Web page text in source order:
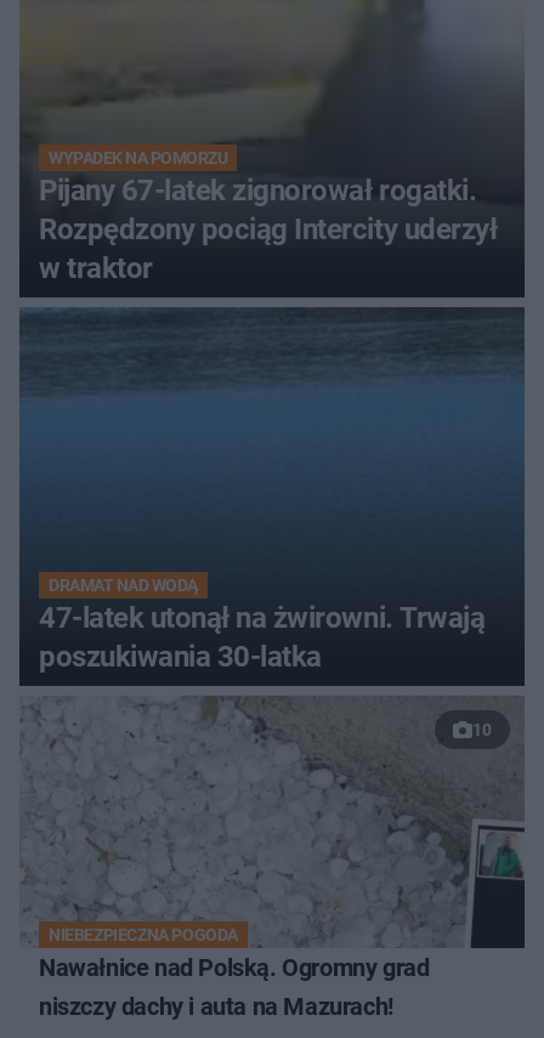
WYPADEK NA POMORZU
Pijany 67-latek zignorował rogatki.
Rozpędzony pociąg Intercity uderzył
w traktor
DRAMAT NAD WODĄ
47-latek utonął na żwirowni. Trwają
poszukiwania 30-latka
10
NIEBEZPIECZNA POGODA
Nawałnice nad Polską. Ogromny grad
niszczy dachy i auta na Mazurach!